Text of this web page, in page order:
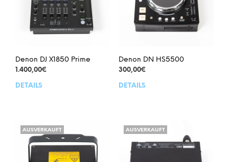
Denon DJ X1850 Prime
1.400,00€
DETAILS
Denon DN HS5500
300,00€
DETAILS
AUSVERKAUFT AUSVERKAUFT